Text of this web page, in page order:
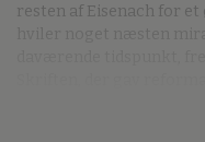
resten af Eisenach for